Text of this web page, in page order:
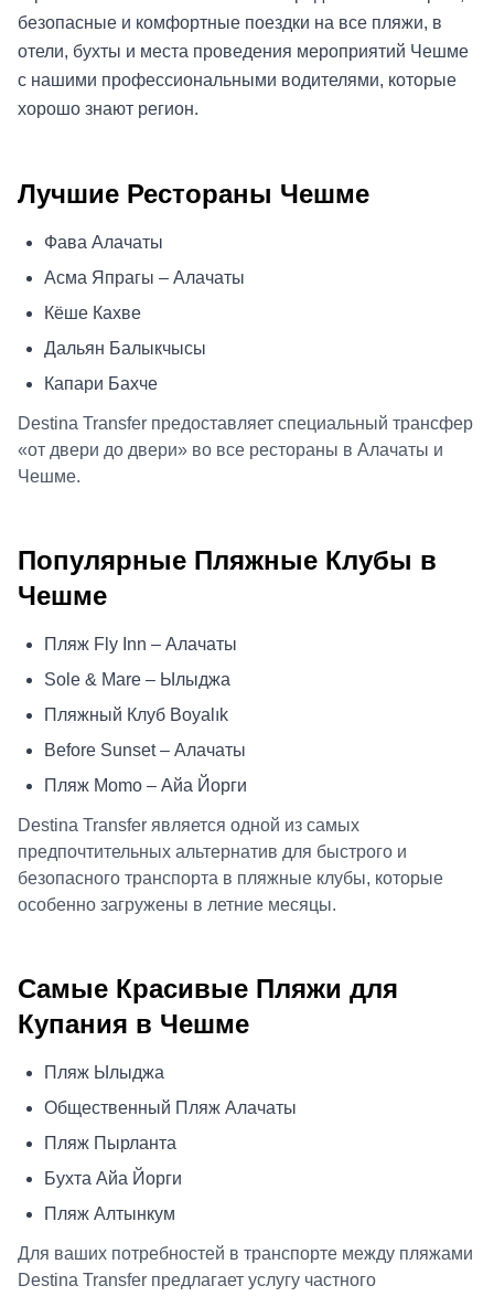
безопасные и комфортные поездки на все пляжи, в
отели, бухты и места проведения мероприятий Чешме
с нашими профессиональными водителями, которые
хорошо знают регион.
Лучшие Рестораны Чешме
Фава Алачаты
Асма Япрагы – Алачаты
Кёше Кахве
Дальян Балыкчысы
Капари Бахче
Destina Transfer предоставляет специальный трансфер
«от двери до двери» во все рестораны в Алачаты и
Чешме.
Популярные Пляжные Клубы в
Чешме
Пляж Fly Inn – Алачаты
Sole & Mare – Ылыджа
Пляжный Клуб Boyalık
Before Sunset – Алачаты
Пляж Momo – Айа Йорги
Destina Transfer является одной из самых
предпочтительных альтернатив для быстрого и
безопасного транспорта в пляжные клубы, которые
особенно загружены в летние месяцы.
Самые Красивые Пляжи для
Купания в Чешме
Пляж Ылыджа
Общественный Пляж Алачаты
Пляж Пырланта
Бухта Айа Йорги
Пляж Алтынкум
Для ваших потребностей в транспорте между пляжами
Destina Transfer предлагает услугу частного